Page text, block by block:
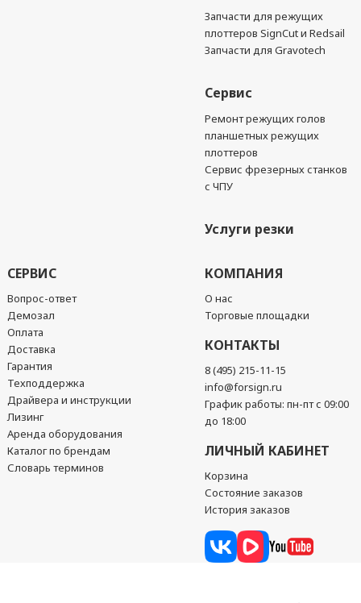
Запчасти для режущих
плоттеров SignCut и Redsail
Запчасти для Gravotech
Сервис
Ремонт режущих голов
планшетных режущих
плоттеров
Сервис фрезерных станков
с ЧПУ
Услуги резки
СЕРВИС
Вопрос-ответ
Демозал
Оплата
Доставка
Гарантия
Техподдержка
Драйвера и инструкции
Лизинг
Аренда оборудования
Каталог по брендам
Словарь терминов
КОМПАНИЯ
О нас
Торговые площадки
КОНТАКТЫ
8 (495) 215-11-15
info@forsign.ru
График работы: пн-пт с 09:00
до 18:00
ЛИЧНЫЙ КАБИНЕТ
Корзина
Состояние заказов
История заказов